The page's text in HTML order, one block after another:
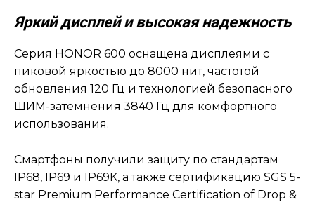
Яркий дисплей и высокая надежность
Серия HONOR 600 оснащена дисплеями с
пиковой яркостью до 8000 нит, частотой
обновления 120 Гц и технологией безопасного
ШИМ-затемнения 3840 Гц для комфортного
использования.
Смартфоны получили защиту по стандартам
IP68, IP69 и IP69K, а также сертификацию SGS 5-
star Premium Performance Certification of Drop &